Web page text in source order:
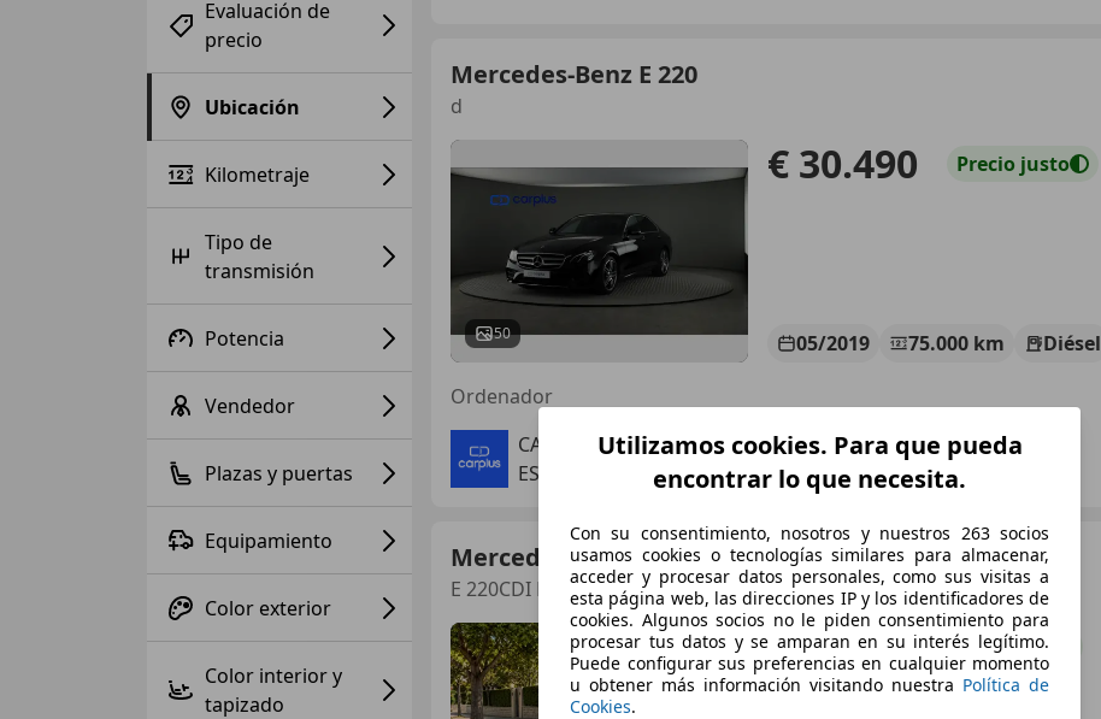
Evaluación de
precio
Ubicación
Kilometraje
Tipo de
transmisión
Potencia
Vendedor
Plazas y puertas
Equipamiento
Color exterior
Color interior y
tapizado
Mercedes-Benz E 220
d
50
€ 30.490 Precio justo
05/2019 75.000 km Diésel
Ordenador
CARPLUS SEVILLA
ES-41007 SEVILLA
Mercedes-Benz E 220
E 220CDI BE Aut.
€ 9.500 Súperoferta
Utilizamos cookies. Para que pueda
encontrar lo que necesita.
Con su consentimiento, nosotros y nuestros 263 socios
usamos cookies o tecnologías similares para almacenar,
acceder y procesar datos personales, como sus visitas a
esta página web, las direcciones IP y los identificadores de
cookies. Algunos socios no le piden consentimiento para
procesar tus datos y se amparan en su interés legítimo.
Puede configurar sus preferencias en cualquier momento
u obtener más información visitando nuestra Política de
Cookies.